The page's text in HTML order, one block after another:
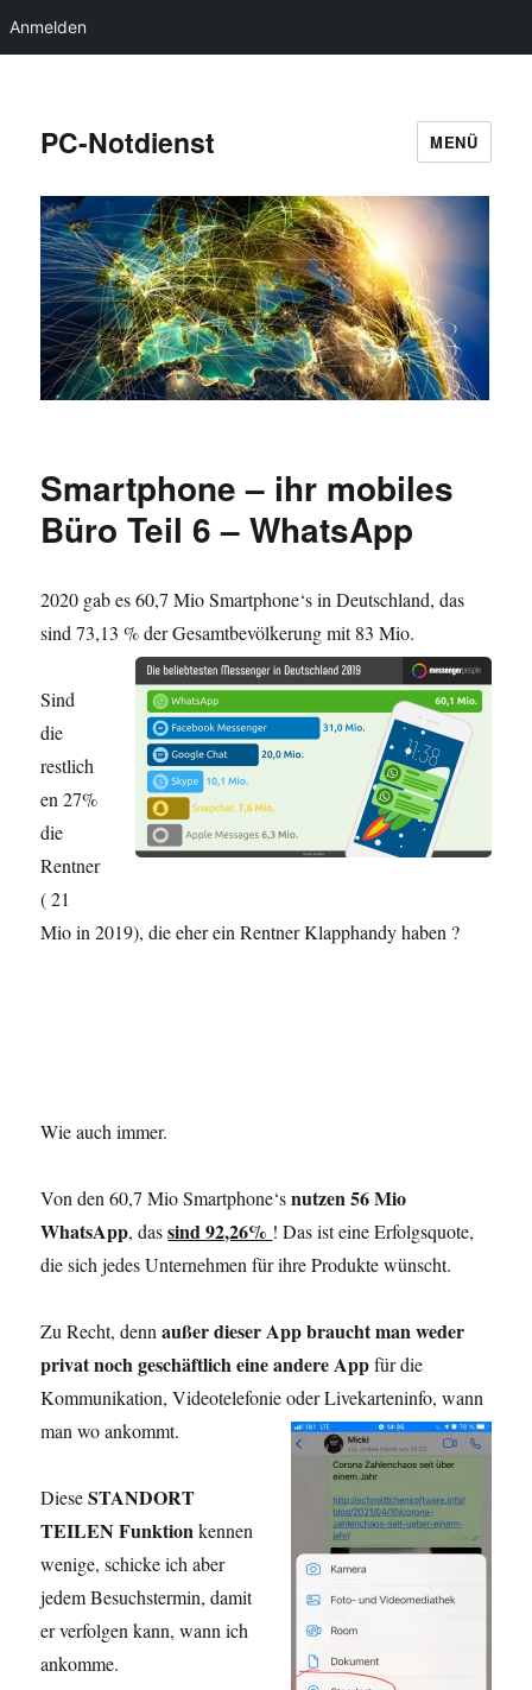
Anmelden
PC-Notdienst MENÜ
Smartphone – ihr mobiles
Büro Teil 6 – WhatsApp
2020 gab es 60,7 Mio Smartphone‘s in Deutschland, das
sind 73,13 % der Gesamtbevölkerung mit 83 Mio.
Sind
die
restlich
en 27%
die
Rentner
( 21
Mio in 2019), die eher ein Rentner Klapphandy haben ?
Wie auch immer.
Von den 60,7 Mio Smartphone‘snutzen56 Mio
WhatsApp, dassind 92,26% ! Das ist eine Erfolgsquote,
die sich jedes Unternehmen für ihre Produkte wünscht.
Zu Recht, dennaußer dieser App braucht man weder
privat noch geschäftlich eine andere Appfür die
Kommunikation, Videotelefonie oder Livekarteninfo, wann
man wo ankommt.
DieseSTANDORT
TEILEN Funktionkennen
wenige, schicke ich aber
jedem Besuchstermin, damit
er verfolgen kann, wann ich
ankomme.